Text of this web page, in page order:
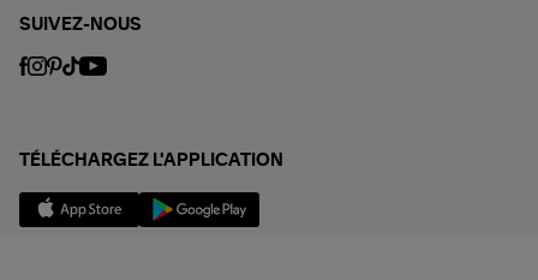
SUIVEZ-NOUS
TÉLÉCHARGEZ L'APPLICATION